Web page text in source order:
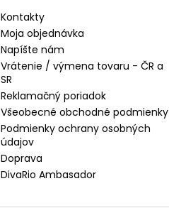
Kontakty
Moja objednávka
Napíšte nám
Vrátenie / výmena tovaru - ČR a
SR
Reklamačný poriadok
Všeobecné obchodné podmienky
Podmienky ochrany osobných
údajov
Doprava
DivaRio Ambasador